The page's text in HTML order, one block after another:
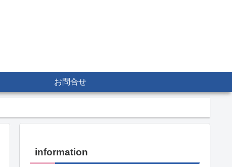
お問合せ
information